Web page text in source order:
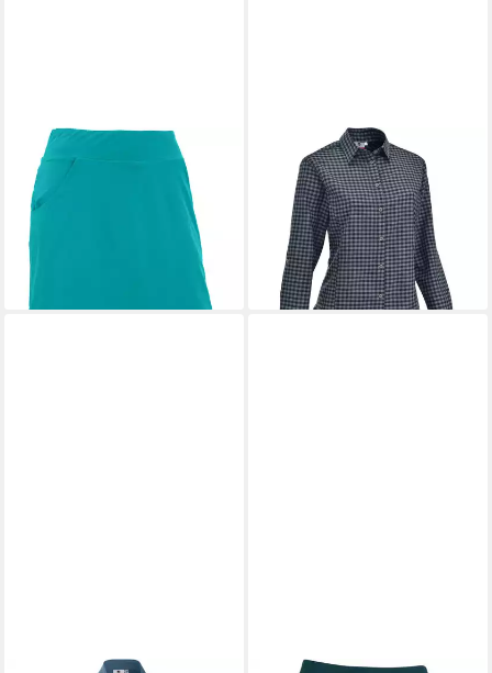
MAUL SPORT®
Hosenrock Rock Tilburg II
52,76 €
-12%
lieferbar - in 3-4 Werktagen bei dir
MAUL SPORT®
Outdoorbluse Bluse Mosel
ab 52,76 € UVP59,95 €
-12%
lieferbar - in 3-4 Werktagen bei dir